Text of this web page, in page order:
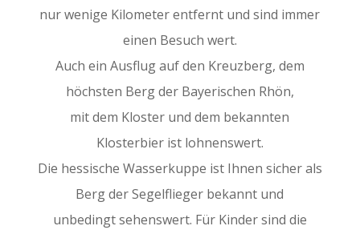
nur wenige Kilometer entfernt und sind immer
einen Besuch wert.
Auch ein Ausflug auf den Kreuzberg, dem
höchsten Berg der Bayerischen Rhön,
mit dem Kloster und dem bekannten
Klosterbier ist lohnenswert.
Die hessische Wasserkuppe ist Ihnen sicher als
Berg der Segelflieger bekannt und
unbedingt sehenswert. Für Kinder sind die